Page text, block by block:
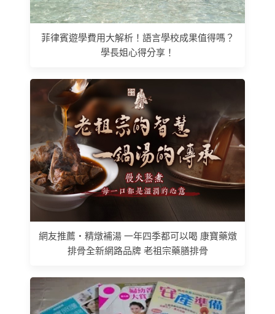
菲律賓遊學費用大解析！語言學校成果值得嗎？
學長姐心得分享！
網友推薦 • 精燉補湯 一年四季都可以喝 康寶藥燉
排骨全新網路品牌 老祖宗藥膳排骨